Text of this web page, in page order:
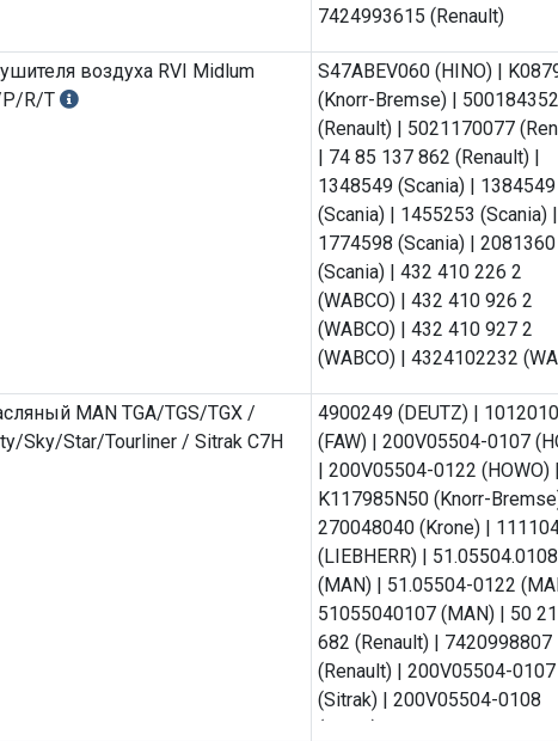
7424993615 (Renault)
воздуха RVI Midlum
R/T
S47ABEV060 (HINO) |
(Knorr-Bremse) |
(Renault) | 5021170077
| 74 85 137 862 (Renault) |
1348549 (Scania) | 1384549
(Scania) | 1455253 (Scania) |
1774598 (Scania) | 2081360
(Scania) | 432 410 226 2
(WABCO) | 432 410 926 2
(WABCO) | 432 410 927 2
(WABCO) | 4324102232
MAN TGA/TGS/TGX /
Sky/Star/Tourliner / Sitrak C7H
4900249 (DEUTZ) |
(FAW) | 200V05504-0107
| 200V05504-0122 (HOWO) |
K117985N50 (Knorr-
270048040 (Krone) |
(LIEBHERR) | 51.05504.0108
(MAN) | 51.05504-0122
51055040107 (MAN) | 50
682 (Renault) | 7420998807
(Renault) | 200V05504-0107
(Sitrak) | 200V05504-0108
(Sitrak) | 200V05504-0122